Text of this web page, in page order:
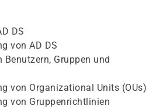
DS
von AD DS
Gruppen und
von Organizational Units (OUs)
von Gruppenrichtlinien